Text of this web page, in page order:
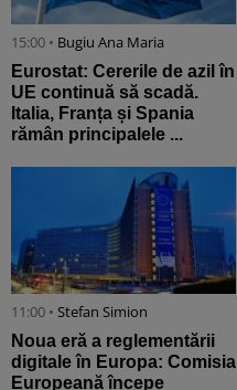
15:00 • Bugiu ⁠Ana Maria
Eurostat: Cererile de azil în
UE continuă să scadă.
Italia, Franța și Spania
rămân principalele ...
11:00 • Stefan Simion
Noua eră a reglementării
digitale în Europa: Comisia
Europeană începe